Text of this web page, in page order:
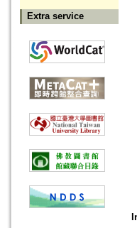
Extra service